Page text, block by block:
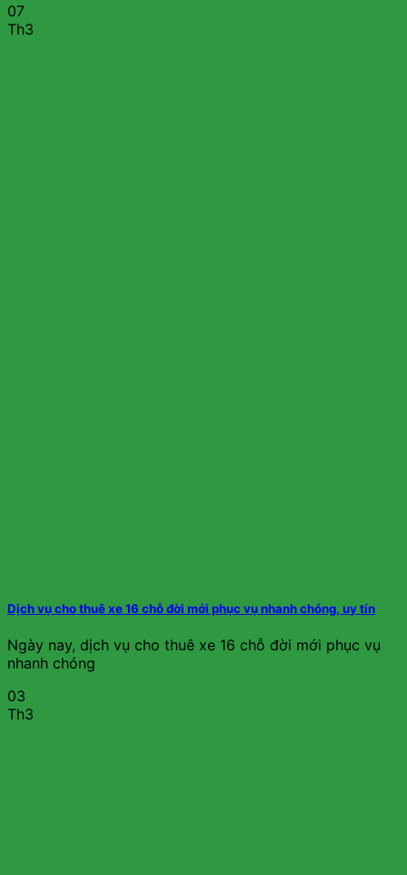
07
Th3
Dịch vụ cho thuê xe 16 chỗ đời mới phục vụ nhanh chóng, uy tín
Ngày nay, dịch vụ cho thuê xe 16 chỗ đời mới phục vụ
nhanh chóng
03
Th3